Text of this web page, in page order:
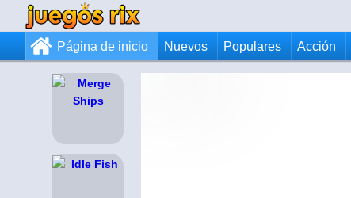
Página de inicio Nuevos Populares Acción